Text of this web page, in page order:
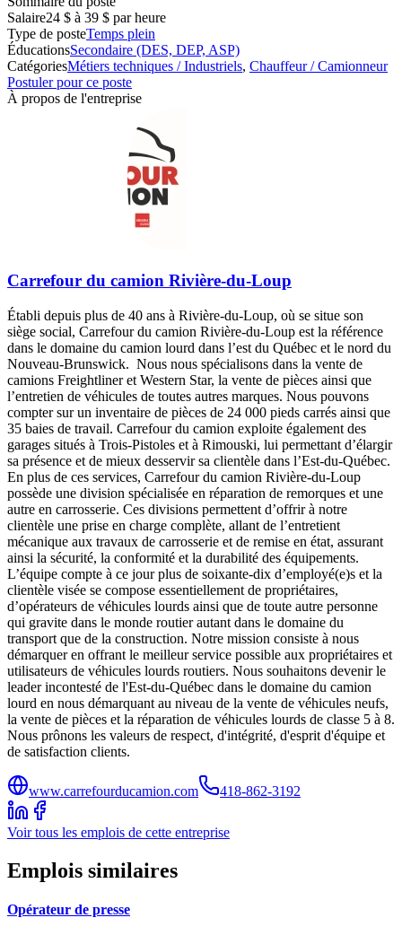
Salaire24 $ à 39 $ par heure
Type de posteTemps plein
ÉducationsSecondaire (DES, DEP, ASP)
CatégoriesMétiers techniques / Industriels, Chauffeur / Camionneur
Postuler pour ce poste
À propos de l'entreprise
Carrefour du camion Rivière-du-Loup
Établi depuis plus de 40 ans à Rivière-du-Loup, où se situe son
siège social, Carrefour du camion Rivière-du-Loup est la référence
dans le domaine du camion lourd dans l’est du Québec et le nord du
Nouveau-Brunswick. Nous nous spécialisons dans la vente de
camions Freightliner et Western Star, la vente de pièces ainsi que
l’entretien de véhicules de toutes autres marques. Nous pouvons
compter sur un inventaire de pièces de 24 000 pieds carrés ainsi que
35 baies de travail. Carrefour du camion exploite également des
garages situés à Trois-Pistoles et à Rimouski, lui permettant d’élargir
sa présence et de mieux desservir sa clientèle dans l’Est-du-Québec.
En plus de ces services, Carrefour du camion Rivière-du-Loup
possède une division spécialisée en réparation de remorques et une
autre en carrosserie. Ces divisions permettent d’offrir à notre
clientèle une prise en charge complète, allant de l’entretient
mécanique aux travaux de carrosserie et de remise en état, assurant
ainsi la sécurité, la conformité et la durabilité des équipements.
L’équipe compte à ce jour plus de soixante-dix d’employé(e)s et la
clientèle visée se compose essentiellement de propriétaires,
d’opérateurs de véhicules lourds ainsi que de toute autre personne
qui gravite dans le monde routier autant dans le domaine du
transport que de la construction. Notre mission consiste à nous
démarquer en offrant le meilleur service possible aux propriétaires et
utilisateurs de véhicules lourds routiers. Nous souhaitons devenir le
leader incontesté de l'Est-du-Québec dans le domaine du camion
lourd en nous démarquant au niveau de la vente de véhicules neufs,
la vente de pièces et la réparation de véhicules lourds de classe 5 à 8.
Nous prônons les valeurs de respect, d'intégrité, d'esprit d'équipe et
de satisfaction clients.
www.carrefourducamion.com 418-862-3192
Voir tous les emplois de cette entreprise
Emplois similaires
Opérateur de presse